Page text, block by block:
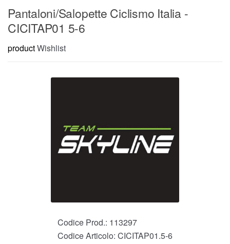
Pantaloni/Salopette Ciclismo Italia -
CICITAP01 5-6
productWishlist
Codice Prod.: 113297
Codice Articolo: CICITAP01.5-6